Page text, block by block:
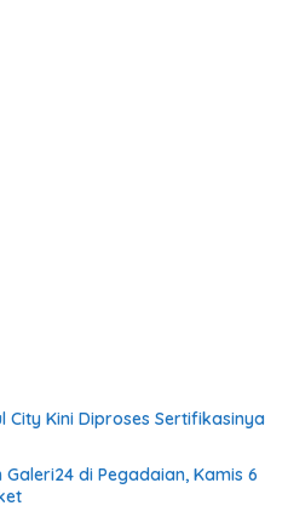
City Kini Diproses Sertifikasinya
di Pegadaian, Kamis 6